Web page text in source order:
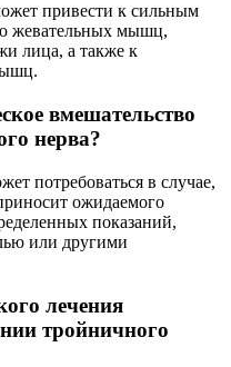
привести к сильным
жевательных мышц,
лица, а также к
вмешательство
нерва?
потребоваться в случае,
ожидаемого
показаний,
или другими
лечения
тройничного